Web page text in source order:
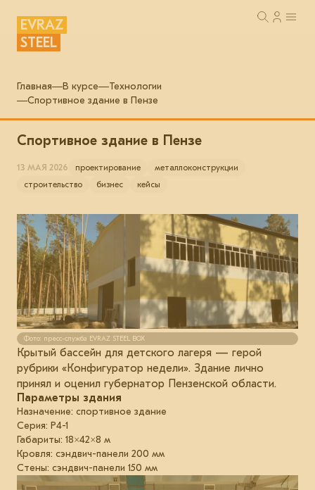
EVRAZ
STEEL
Главная В курсе
Технологии
Спортивное здание в Пензе
Спортивное здание в Пензе
13 МАЯ 2026 проектирование
металлоконструкции
строительство
бизнес кейсы
Фото: пресс-служба EVRAZ STEEL BOX
Крытый бассейн для детского лагеря — герой
рубрики «Конфигуратор недели». Здание лично
принял и оценил губернатор Пензенской области.
Параметры здания
Назначение: спортивное здание
Серия: Р4-1
Габариты: 18×42×8 м
Кровля: сэндвич-панели 200 мм
Стены: сэндвич-панели 150 мм